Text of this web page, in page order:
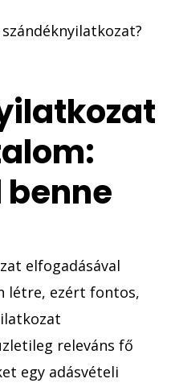
elfogadásával
létre, ezért fontos,
releváns fő
egy adásvételi